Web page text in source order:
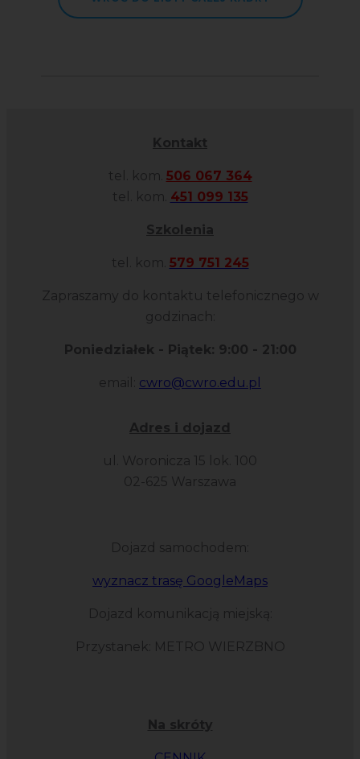
Kontakt
tel. kom. 506 067 364
tel. kom. 451 099 135
Szkolenia
tel. kom. 579 751 245
Zapraszamy do kontaktu telefonicznego w
godzinach:
Poniedziałek - Piątek: 9:00 - 21:00
email: cwro@cwro.edu.pl
Adres i dojazd
ul. Woronicza 15 lok. 100
02-625 Warszawa
Dojazd samochodem:
wyznacz trasę GoogleMaps
Dojazd komunikacją miejską:
Przystanek: METRO WIERZBNO
Na skróty